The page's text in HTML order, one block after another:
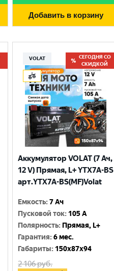
Добавить в корзину
VOLAT
СЕГОДНЯ СО
СКИДКОЙ
Аккумулятор VOLAT (7 Ач,
12 V) Прямая, L+ YTX7A-BS
арт.YTX7A-BS(MF)Volat
Емкость:7 Ач
Пусковой ток: 105 A
Полярность: Прямая, L+
Гарантия:6 мес.
Габариты: 150x87x94
2 106руб.